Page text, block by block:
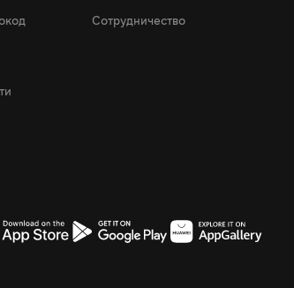
Сотрудничество